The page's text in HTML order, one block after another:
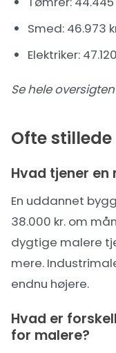
Smed: 46.973
Elektriker:
Se hele
Ofte
Hvad tjener en
En uddannet
38.000 kr. om
dygtige malere
mere.
endnu højere.
Hvad er
for malere?